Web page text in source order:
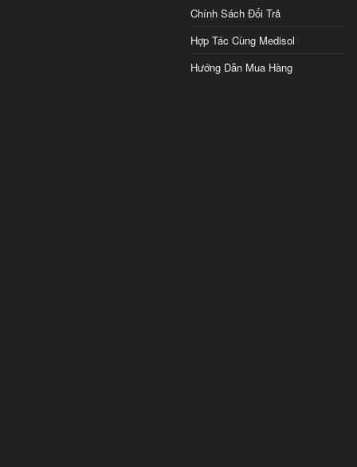
Chính Sách Đổi Trả
Hợp Tác Cùng Medisol
Hướng Dẫn Mua Hàng